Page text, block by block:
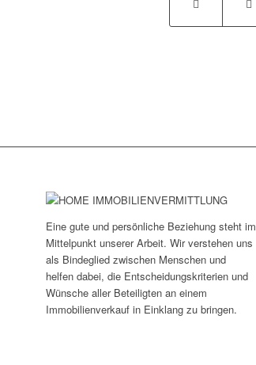
Eine gute und persönliche Beziehung steht im
Mittelpunkt unserer Arbeit. Wir verstehen uns
als Bindeglied zwischen Menschen und
helfen dabei, die Entscheidungskriterien und
Wünsche aller Beteiligten an einem
Immobilienverkauf in Einklang zu bringen.